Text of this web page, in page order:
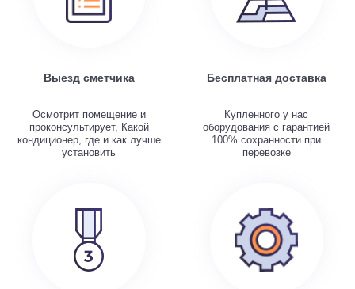
Выезд сметчика
Осмотрит помещение и
проконсультирует, Какой
кондиционер, где и как лучше
установить
Бесплатная доставка
Купленного у нас
оборудования с гарантией
100% сохранности при
перевозке